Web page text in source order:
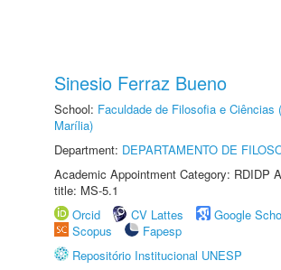
Sinesio Ferraz Bueno
School: Faculdade de Filosofia e Ciências
Marília)
Department: DEPARTAMENTO DE
Academic Appointment Category: RDIDP
title: MS-5.1
Orcid
CV Lattes
Google
Scopus
Fapesp
Repositório Institucional UNESP